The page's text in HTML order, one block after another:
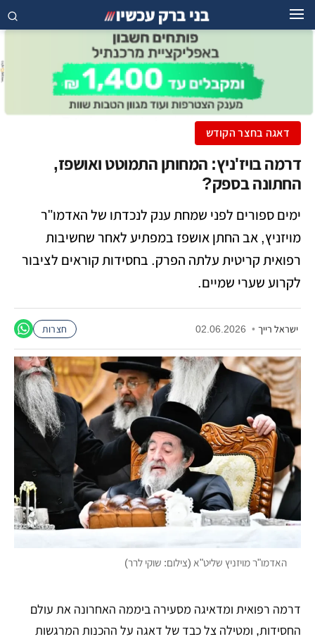
דאגה בחצר הקודש
דרמה בויז'ניץ: המחותן התמוטט ואושפז,
החתונה בספק?
ימים ספורים לפני שמחת ענק לנכדתו של האדמו"ר
מויזניץ, אב החתן אושפז במפתיע לאחר שחשיבות
רפואית קריטית עלתה הפרק. בחסידות קוראים לציבור
לקרוע שערי שמיים.
ישראל רייך •
02.06.2026 חצרות
האדמו"ר מויזניץ שליט"א (צילום: שוקי לרר)
דרמה רפואית ומדאיגה מסעירה ביממה האחרונה את עולם
החסידות, ומטילה צל כבד של דאגה על ההכנות המרגשות